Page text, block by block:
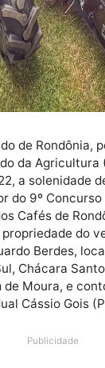
de
da
22, a
dos Cafés de